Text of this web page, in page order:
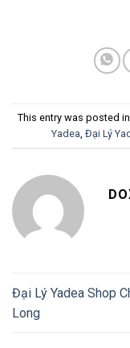
This entry was posted in
Yadea Đại Lý
Đại Lý Yadea Shop
Long